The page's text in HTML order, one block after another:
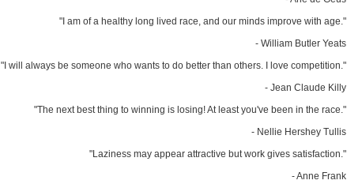
"I am of a healthy long lived race, and our minds improve with age."
- William Butler Yeats
"I will always be someone who wants to do better than others. I love competition."
- Jean Claude Killy
"The next best thing to winning is losing! At least you've been in the race."
- Nellie Hershey Tullis
"Laziness may appear attractive but work gives satisfaction."
- Anne Frank